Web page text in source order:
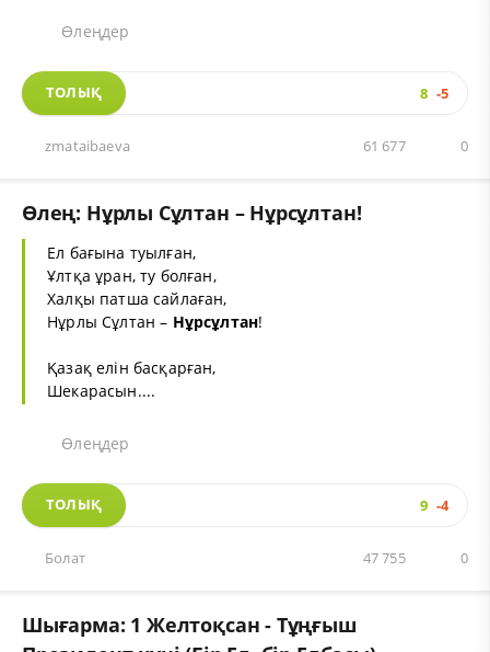
Өлеңдер
ТОЛЫҚ 8 -5
zmataibaeva 0
61 677
Өлең: Нұрлы Сұлтан – Нұрсұлтан!
Ел бағына туылған,
Ұлтқа ұран, ту болған,
Халқы патша сайлаған,
Нұрлы Сұлтан – Нұрсұлтан!
Қазақ елін басқарған,
Шекарасын....
Өлеңдер
ТОЛЫҚ 9 -4
Болат 0
47 755
Шығарма: 1 Желтоқсан - Тұңғыш